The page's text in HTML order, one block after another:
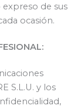
de sus
ocasión.
S.L.U. y los